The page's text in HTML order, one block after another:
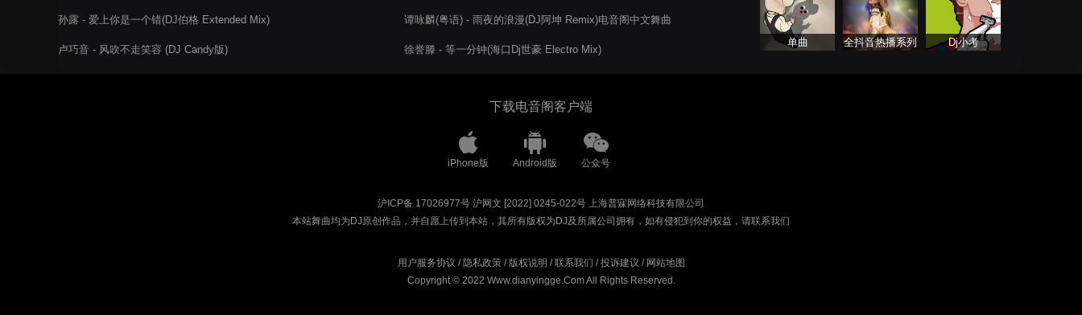
孙露 - 爱上你是一个错(DJ伯格 Extended Mix)
卢巧音 - 风吹不走笑容 (DJ Candy版)
谭咏麟(粤语) - 雨夜的浪漫(DJ阿坤 Remix)电音阁中文舞曲
徐誉滕 - 等一分钟(海口Dj世豪 Electro Mix)
单曲
全抖音热播系列
Dj小考
下载电音阁客户端
iPhone版 Android版 公众号
沪ICP备 17026977号 沪网文 [2022] 0245-022号 上海普寐网络科技有限公司
本站舞曲均为DJ原创作品，并自愿上传到本站，其所有版权为DJ及所属公司拥有，如有侵犯到你的权益，请联系我们
用户服务协议 / 隐私政策/ 版权说明 /联系我们 /投诉建议 / 网站地图
Copyright © 2022 Www.dianyingge.Com All Rights Reserved.